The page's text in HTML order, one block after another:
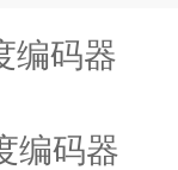
编码器
编码器